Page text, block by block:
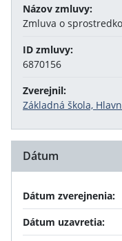
Názov zmluvy:
Zmluva o
ID zmluvy:
6870156
Zverejnil:
Základná škola,
Dátum
Dátum zverejnenia:
Dátum uzavretia: